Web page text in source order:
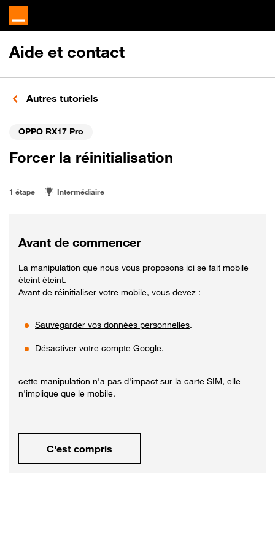
Aide et contact
Autres tutoriels
OPPO RX17 Pro
Forcer la réinitialisation
1 étape Intermédiaire
Avant de commencer
La manipulation que nous vous proposons ici se fait mobile
éteint éteint.
Avant de réinitialiser votre mobile, vous devez :
Sauvegarder vos données personnelles.
Désactiver votre compte Google.
cette manipulation n'a pas d'impact sur la carte SIM, elle
n'implique que le mobile.
C'est compris